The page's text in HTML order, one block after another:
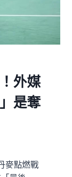
外媒
是奪
麥點燃戰